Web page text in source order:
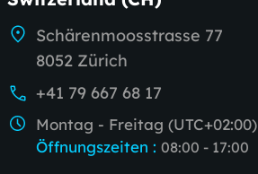
Schärenmoosstrasse 77
8052 Zürich
+41 79 667 68 17
Montag - Freitag (UTC+02:00)
Öffnungszeiten : 08:00 - 17:00